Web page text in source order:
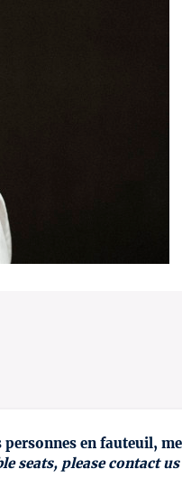
personnes en fauteuil,
seats, please contact